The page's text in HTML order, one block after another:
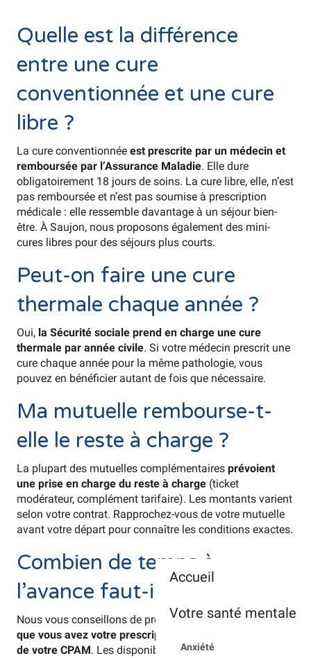
Accueil
Votre santé mentale
Anxiété
Quelle est la différence
entre une cure
conventionnée et une cure
libre ?
La cure conventionnée est prescrite par un médecin et
remboursée par l’Assurance Maladie. Elle dure
obligatoirement 18 jours de soins. La cure libre, elle, n’est
pas remboursée et n’est pas soumise à prescription
médicale : elle ressemble davantage à un séjour bien-
être. À Saujon, nous proposons également des mini-
cures libres pour des séjours plus courts.
Peut-on faire une cure
thermale chaque année ?
Oui, la Sécurité sociale prend en charge une cure
thermale par année civile. Si votre médecin prescrit une
cure chaque année pour la même pathologie, vous
pouvez en bénéficier autant de fois que nécessaire.
Ma mutuelle rembourse-t-
elle le reste à charge ?
La plupart des mutuelles complémentaires prévoient
une prise en charge du reste à charge (ticket
modérateur, complément tarifaire). Les montants varient
selon votre contrat. Rapprochez-vous de votre mutuelle
avant votre départ pour connaître les conditions exactes.
Combien de temps à
l’avance faut-il s’inscrire ?
Nous vous conseillons de prendre contact avec nousdès
que vous avez votre prescription médicale et l’accord
de votre CPAM. Les disponibilités varient selon les